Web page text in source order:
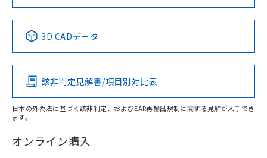
Pb Hg Cd Cr(VI)
O
在庫等で未対応品が混在する可能性があります。
Yes No No No
この製品の規格認証/適合状況ページへ
その他の認証はこちらのページからご検索ください
3D CADデータ
該非判定見解書/項目別対比表
日本の外為法に基づく該非判定、およびEAR再輸出規制に関する見解が入手でき
ます。
オンライン購入